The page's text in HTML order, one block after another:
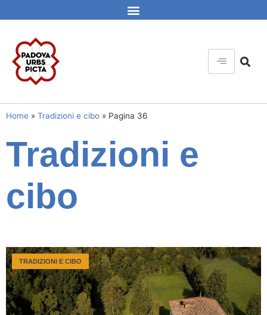
Home » Tradizioni e cibo » Pagina 36
Tradizioni e
cibo
TRADIZIONI E CIBO